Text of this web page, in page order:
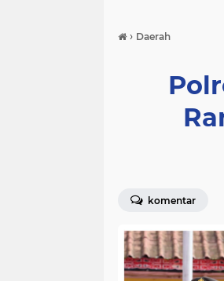
› Daerah
komentar